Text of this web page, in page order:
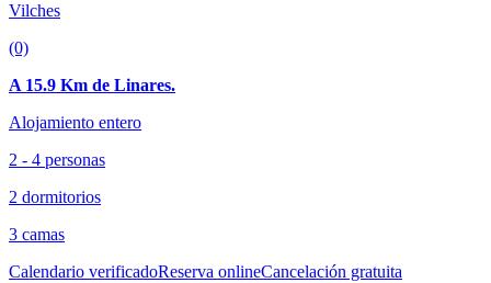
Vilches
(0)
A 15.9 Km de Linares.
Alojamiento entero
2 - 4 personas
2 dormitorios
3 camas
Calendario verificadoReserva onlineCancelación gratuita